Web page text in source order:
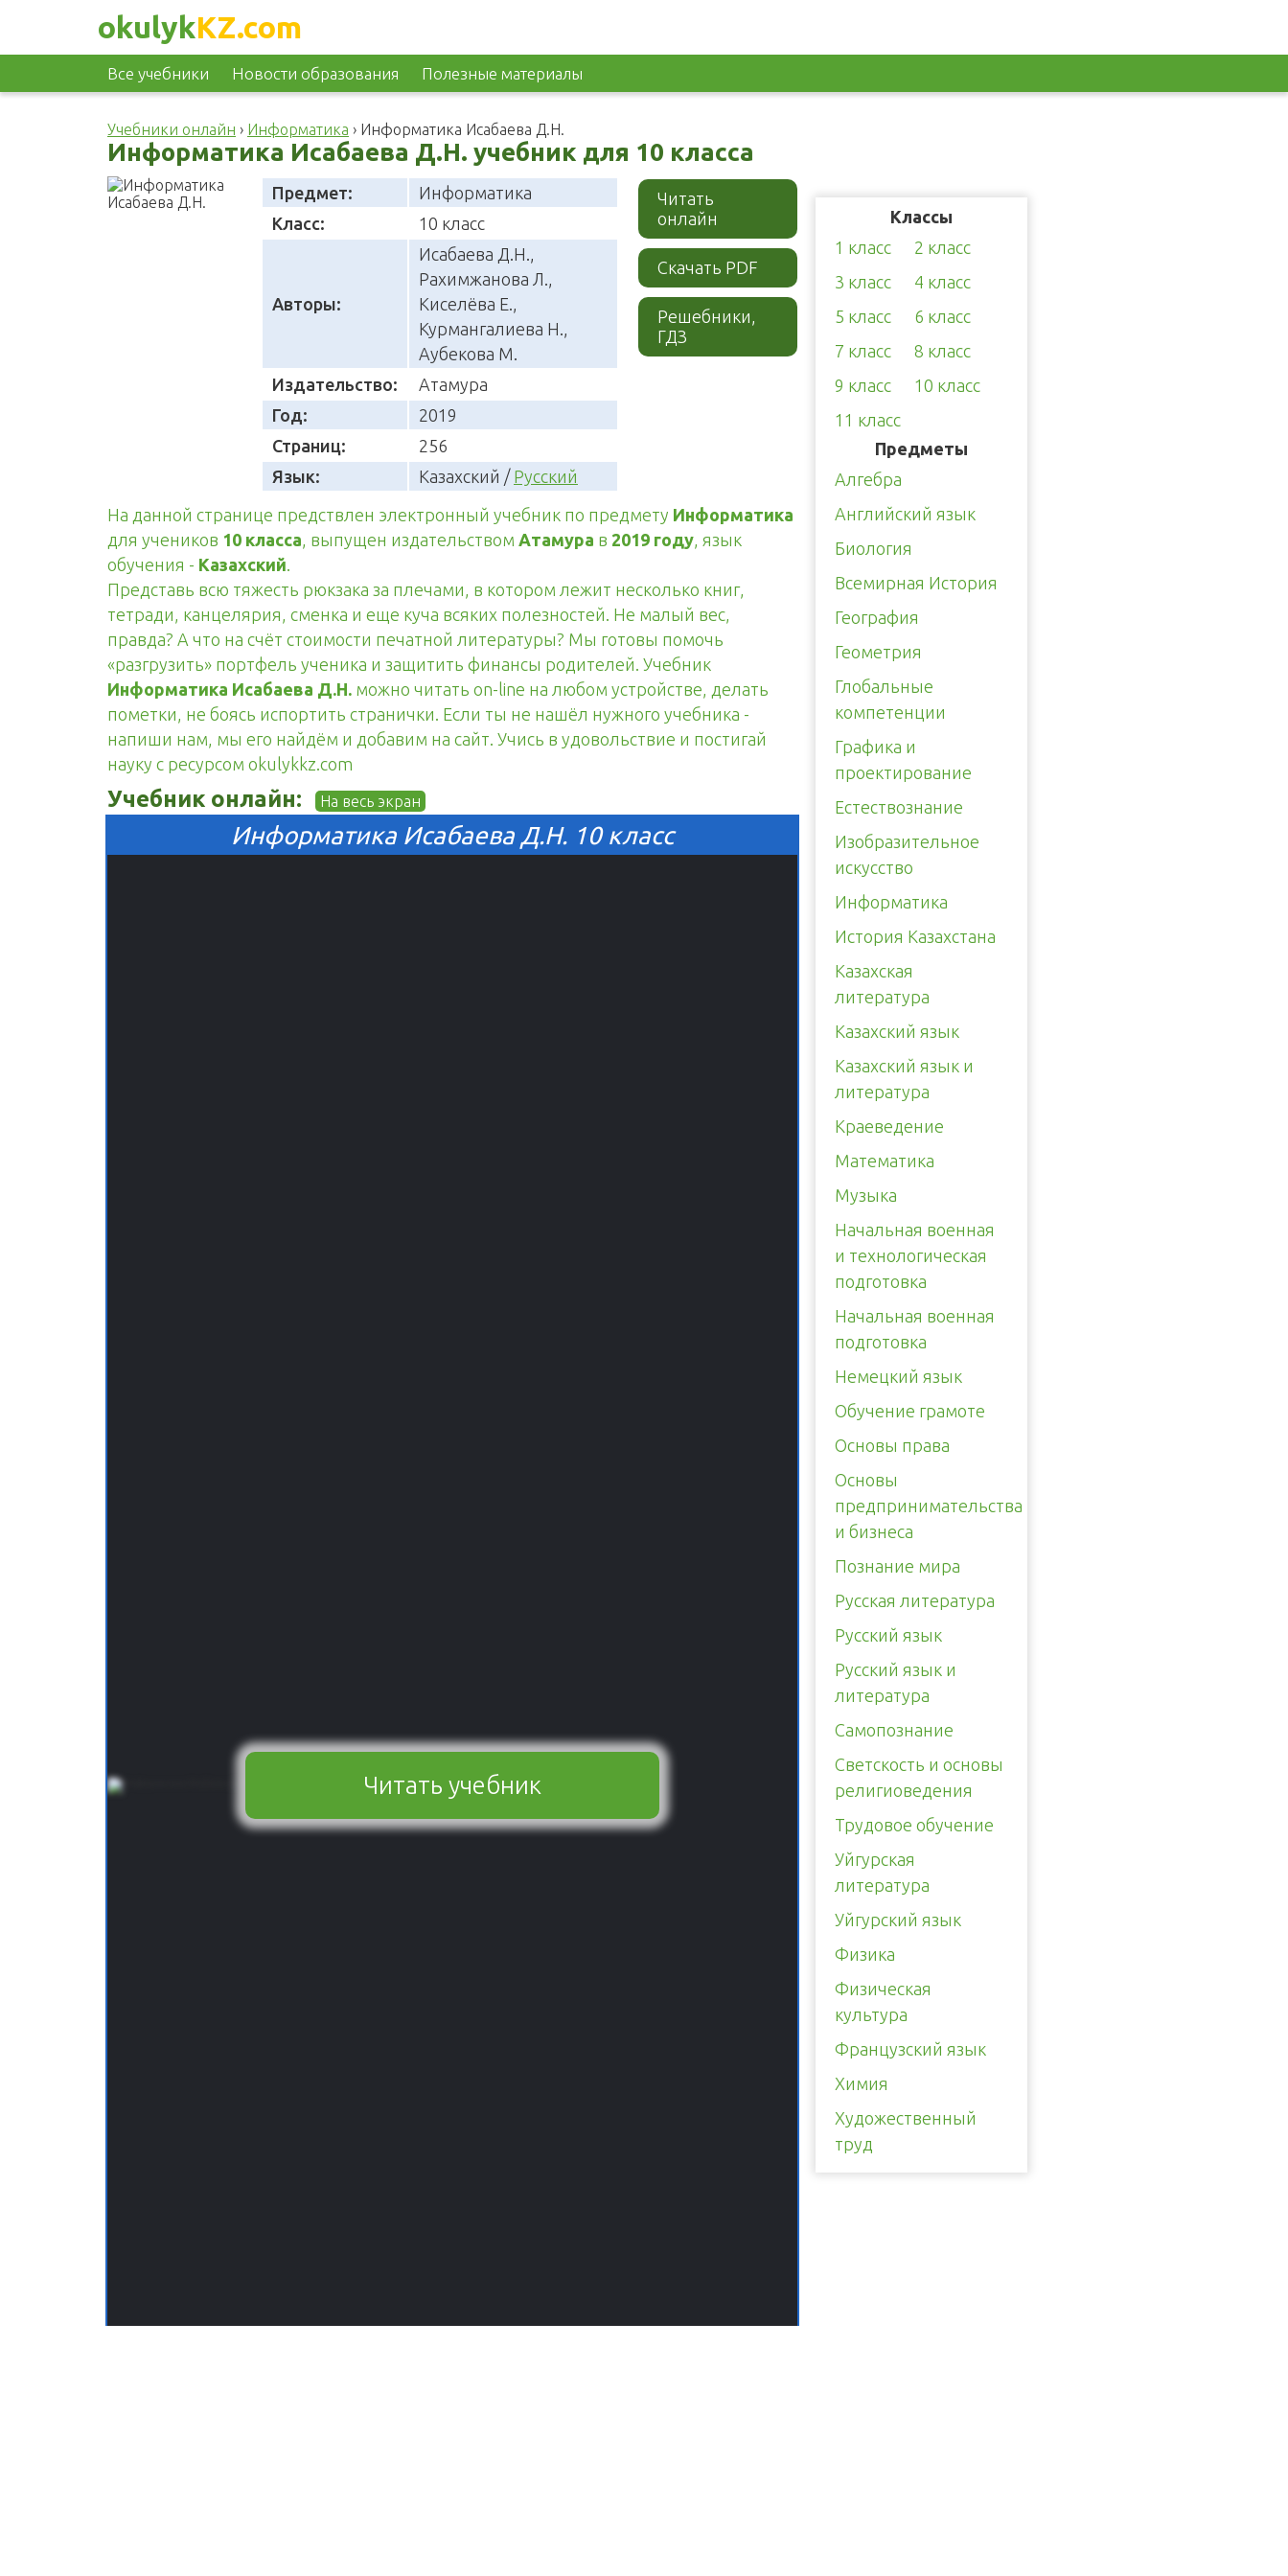
okulykKZ.com
Все учебники Новости образования Полезные материалы
Учебники онлайн › Информатика › Информатика Исабаева Д.Н.
Информатика Исабаева Д.Н. учебник для 10 класса
Предмет:
Информатика
Класс:
10 класс
Авторы:
Исабаева Д.Н.,
Рахимжанова Л.,
Киселёва Е.,
Курмангалиева Н.,
Аубекова М.
Издательство:
Атамура
Год:
2019
Страниц:
256
Язык:
Казахский / Русский
Читать
онлайн
Скачать PDF
Решебники,
ГДЗ
На данной странице предствлен электронный учебник по предмету Информатика
для учеников 10 класса, выпущен издательством Атамура в 2019 году, язык
обучения - Казахский.
Представь всю тяжесть рюкзака за плечами, в котором лежит несколько книг,
тетради, канцелярия, сменка и еще куча всяких полезностей. Не малый вес,
правда? А что на счёт стоимости печатной литературы? Мы готовы помочь
«разгрузить» портфель ученика и защитить финансы родителей. Учебник
Информатика Исабаева Д.Н. можно читать on-line на любом устройстве, делать
пометки, не боясь испортить странички. Если ты не нашёл нужного учебника -
напиши нам, мы его найдём и добавим на сайт. Учись в удовольствие и постигай
науку с ресурсом okulykkz.com
Учебник онлайн: На весь экран
Информатика Исабаева Д.Н. 10 класс
Читать учебник
Классы
1 класс
2 класс
3 класс
4 класс
5 класс
6 класс
7 класс
8 класс
9 класс
10 класс
11 класс
Предметы
Алгебра
Английский язык
Биология
Всемирная История
География
Геометрия
Глобальные
компетенции
Графика и
проектирование
Естествознание
Изобразительное
искусство
Информатика
История Казахстана
Казахская
литература
Казахский язык
Казахский язык и
литература
Краеведение
Математика
Музыка
Начальная военная
и технологическая
подготовка
Начальная военная
подготовка
Немецкий язык
Обучение грамоте
Основы права
Основы
предпринимательства
и бизнеса
Познание мира
Русская литература
Русский язык
Русский язык и
литература
Самопознание
Светскость и основы
религиоведения
Трудовое обучение
Уйгурская
литература
Уйгурский язык
Физика
Физическая
культура
Французский язык
Химия
Художественный
труд